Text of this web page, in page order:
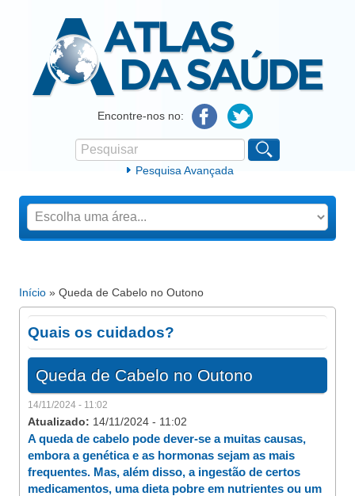
Atlas da SaúdeEncontre-nos no:
Formulário de procura
Pesquisar
Pesquisa Avançada
Está aqui
Início » Queda de Cabelo no Outono
Quais os cuidados?
Queda de Cabelo no Outono
14/11/2024 - 11:02
Atualizado: 14/11/2024 - 11:02
A queda de cabelo pode dever-se a muitas causas,
embora a genética e as hormonas sejam as mais
frequentes. Mas, além disso, a ingestão de certos
medicamentos, uma dieta pobre em nutrientes ou um